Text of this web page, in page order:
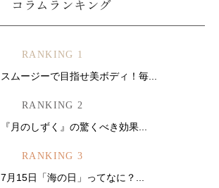
コラムランキング
RANKING 1
スムージーで目指せ美ボディ！毎...
RANKING 2
『月のしずく』の驚くべき効果...
RANKING 3
7月15日「海の日」ってなに？...